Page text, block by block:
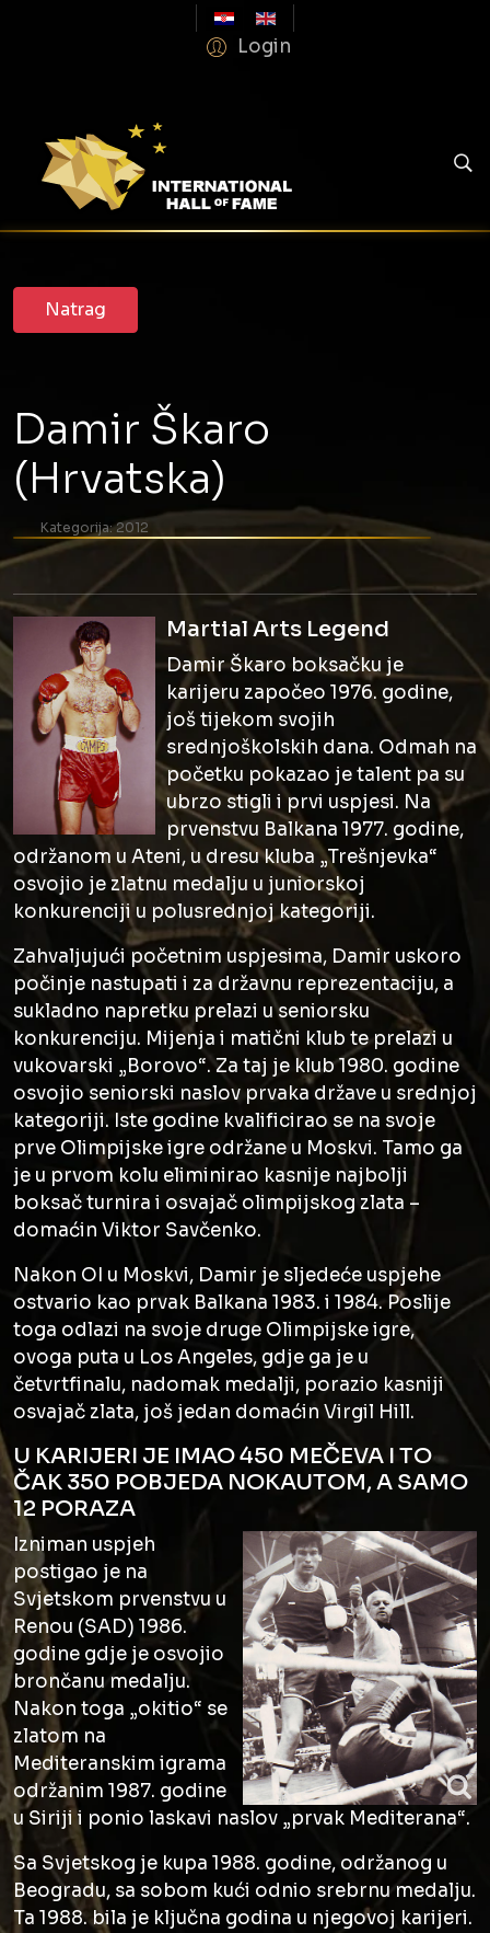
Login
Damir Škaro
(Hrvatska)
Kategorija:2012
Martial Arts Legend
Damir Škaro boksačku je
karijeru započeo 1976. godine,
još tijekom svojih
srednjoškolskih dana. Odmah na
početku pokazao je talent pa su
ubrzo stigli i prvi uspjesi. Na
prvenstvu Balkana 1977. godine,
održanom u Ateni, u dresu kluba „Trešnjevka“
osvojio je zlatnu medalju u juniorskoj
konkurenciji u polusrednjoj kategoriji.
Zahvaljujući početnim uspjesima, Damir uskoro
počinje nastupati i za državnu reprezentaciju, a
sukladno napretku prelazi u seniorsku
konkurenciju. Mijenja i matični klub te prelazi u
vukovarski „Borovo“. Za taj je klub 1980. godine
osvojio seniorski naslov prvaka države u srednjoj
kategoriji. Iste godine kvalificirao se na svoje
prve Olimpijske igre održane u Moskvi. Tamo ga
je u prvom kolu eliminirao kasnije najbolji
boksač turnira i osvajač olimpijskog zlata –
domaćin Viktor Savčenko.
Nakon OI u Moskvi, Damir je sljedeće uspjehe
ostvario kao prvak Balkana 1983. i 1984. Poslije
toga odlazi na svoje druge Olimpijske igre,
ovoga puta u Los Angeles, gdje ga je u
četvrtfinalu, nadomak medalji, porazio kasniji
osvajač zlata, još jedan domaćin Virgil Hill.
U KARIJERI JE IMAO 450 MEČEVA I TO
ČAK 350 POBJEDA NOKAUTOM, A SAMO
12 PORAZA
Izniman uspjeh
postigao je na
Svjetskom prvenstvu u
Renou (SAD) 1986.
godine gdje je osvojio
brončanu medalju.
Nakon toga „okitio“ se
zlatom na
Mediteranskim igrama
održanim 1987. godine
u Siriji i ponio laskavi naslov „prvak Mediterana“.
Sa Svjetskog je kupa 1988. godine, održanog u
Beogradu, sa sobom kući odnio srebrnu medalju.
Ta 1988. bila je ključna godina u njegovoj karijeri.